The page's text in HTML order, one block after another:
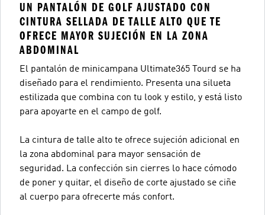
UN PANTALÓN DE GOLF AJUSTADO CON
CINTURA SELLADA DE TALLE ALTO QUE TE
OFRECE MAYOR SUJECIÓN EN LA ZONA
ABDOMINAL
El pantalón de minicampana Ultimate365 Tourd se ha
diseñado para el rendimiento. Presenta una silueta
estilizada que combina con tu look y estilo, y está listo
para apoyarte en el campo de golf.
La cintura de talle alto te ofrece sujeción adicional en
la zona abdominal para mayor sensación de
seguridad. La confección sin cierres lo hace cómodo
de poner y quitar, el diseño de corte ajustado se ciñe
al cuerpo para ofrecerte más confort.